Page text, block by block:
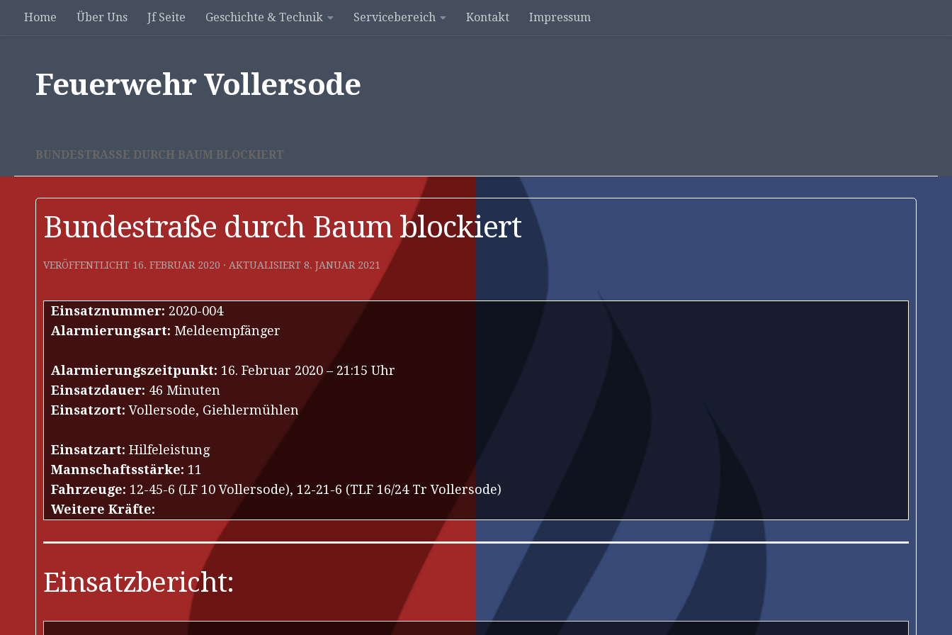
Unter dem Inhalt
Home Über Uns Jf Seite Geschichte & Technik Servicebereich Kontakt Impressum
Feuerwehr Vollersode
BUNDESTRASSE DURCH BAUM BLOCKIERT
Bundestraße durch Baum blockiert
VERÖFFENTLICHT 16. FEBRUAR 2020 · AKTUALISIERT 8. JANUAR 2021
Einsatznummer: 2020-004
Alarmierungsart: Meldeempfänger
Alarmierungszeitpunkt: 16. Februar 2020 – 21:15 Uhr
Einsatzdauer: 46 Minuten
Einsatzort: Vollersode, Giehlermühlen
Einsatzart: Hilfeleistung
Mannschaftsstärke: 11
Fahrzeuge: 12-45-6 (LF 10 Vollersode), 12-21-6 (TLF 16/24 Tr Vollersode)
Weitere Kräfte:
Einsatzbericht: